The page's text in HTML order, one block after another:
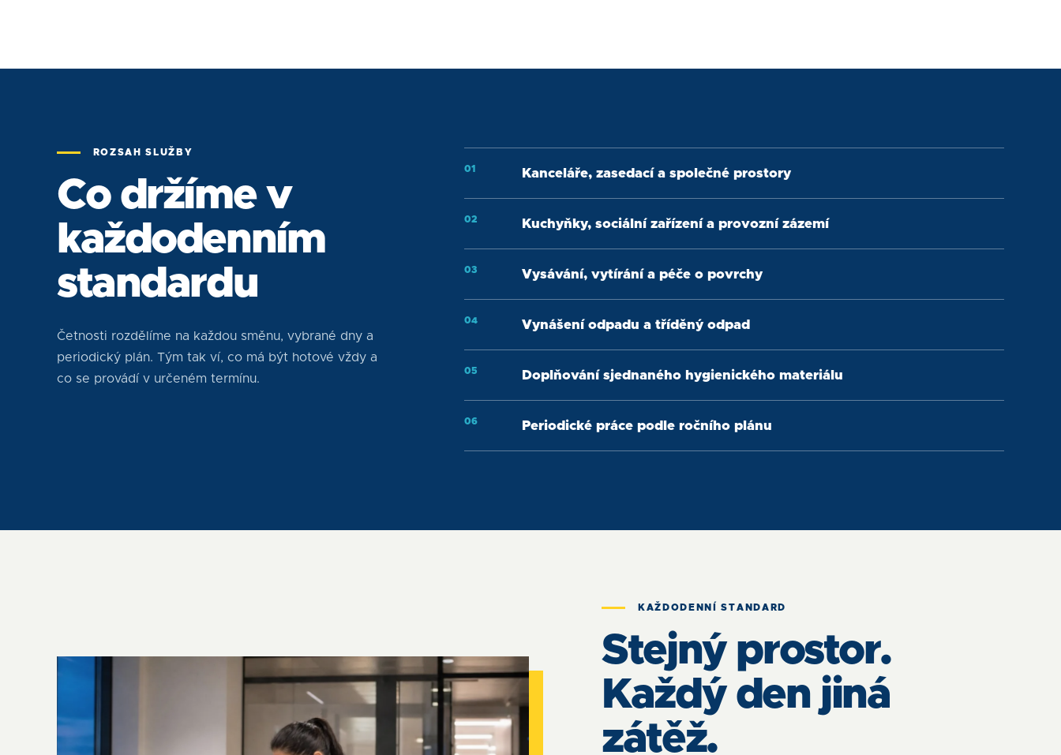
ROZSAH SLUŽBY
Co držíme v
každodenním
standardu
Četnosti rozdělíme na každou směnu, vybrané dny a
periodický plán. Tým tak ví, co má být hotové vždy a
co se provádí v určeném termínu.
01 Kanceláře, zasedací a společné prostory
02 Kuchyňky, sociální zařízení a provozní zázemí
03 Vysávání, vytírání a péče o povrchy
04 Vynášení odpadu a tříděný odpad
05 Doplňování sjednaného hygienického materiálu
06 Periodické práce podle ročního plánu
KAŽDODENNÍ STANDARD
Stejný prostor.
Každý den jiná
zátěž.